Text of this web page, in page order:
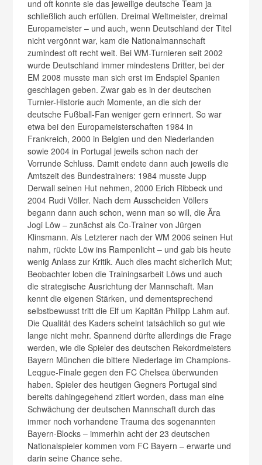
und oft konnte sie das jeweilige deutsche Team ja
schließlich auch erfüllen. Dreimal Weltmeister, dreimal
Europameister – und auch, wenn Deutschland der Titel
nicht vergönnt war, kam die Nationalmannschaft
zumindest oft recht weit. Bei WM-Turnieren seit 2002
wurde Deutschland immer mindestens Dritter, bei der
EM 2008 musste man sich erst im Endspiel Spanien
geschlagen geben. Zwar gab es in der deutschen
Turnier-Historie auch Momente, an die sich der
deutsche Fußball-Fan weniger gern erinnert. So war
etwa bei den Europameisterschaften 1984 in
Frankreich, 2000 in Belgien und den Niederlanden
sowie 2004 in Portugal jeweils schon nach der
Vorrunde Schluss. Damit endete dann auch jeweils die
Amtszeit des Bundestrainers: 1984 musste Jupp
Derwall seinen Hut nehmen, 2000 Erich Ribbeck und
2004 Rudi Völler. Nach dem Ausscheiden Völlers
begann dann auch schon, wenn man so will, die Ära
Jogi Löw – zunächst als Co-Trainer von Jürgen
Klinsmann. Als Letzterer nach der WM 2006 seinen Hut
nahm, rückte Löw ins Rampenlicht – und gab bis heute
wenig Anlass zur Kritik. Auch dies macht sicherlich Mut;
Beobachter loben die Trainingsarbeit Löws und auch
die strategische Ausrichtung der Mannschaft. Man
kennt die eigenen Stärken, und dementsprechend
selbstbewusst tritt die Elf um Kapitän Philipp Lahm auf.
Die Qualität des Kaders scheint tatsächlich so gut wie
lange nicht mehr. Spannend dürfte allerdings die Frage
werden, wie die Spieler des deutschen Rekordmeisters
Bayern München die bittere Niederlage im Champions-
Leqgue-Finale gegen den FC Chelsea überwunden
haben. Spieler des heutigen Gegners Portugal sind
bereits dahingegehend zitiert worden, dass man eine
Schwächung der deutschen Mannschaft durch das
immer noch vorhandene Trauma des sogenannten
Bayern-Blocks – immerhin acht der 23 deutschen
Nationalspieler kommen vom FC Bayern – erwarte und
darin seine Chance sehe.